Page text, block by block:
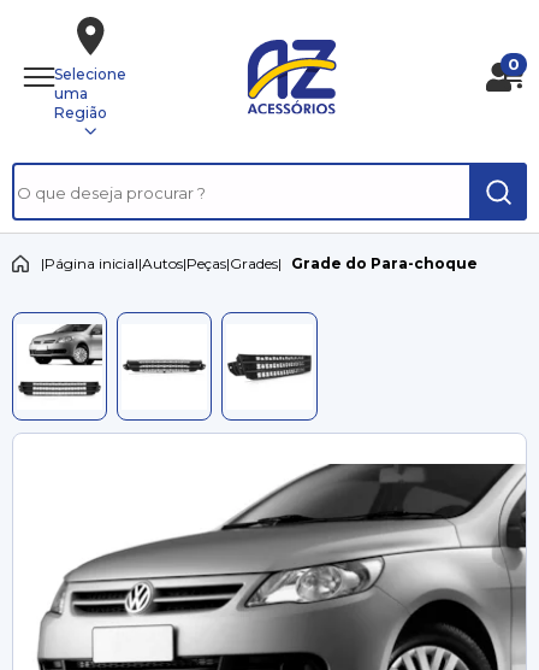
Selecione
uma
Região
0
|Página inicial|Autos|Peças|Grades| Grade do Para-choque